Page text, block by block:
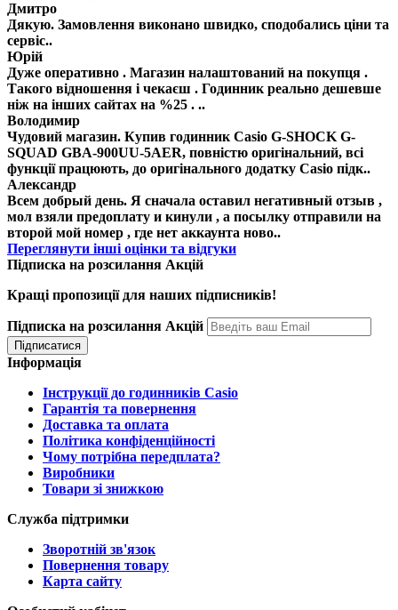
Дмитро
Дякую. Замовлення виконано швидко, сподобались ціни та
сервіс..
Юрій
Дуже оперативно . Магазин налаштований на покупця .
Такого відношення і чекаєш . Годинник реально дешевше
ніж на інших сайтах на %25 . ..
Володимир
Чудовий магазин. Купив годинник Casio G-SHOCK G-
SQUAD GBA-900UU-5AER, повністю оригінальний, всі
функції працюють, до оригінального додатку Casio підк..
Александр
Всем добрый день. Я сначала оставил негативный отзыв ,
мол взяли предоплату и кинули , а посылку отправили на
второй мой номер , где нет аккаунта ново..
Переглянути інші оцінки та відгуки
Підписка на розсилання Акцій
Кращі пропозиції для наших підписників!
Підписка на розсилання Акцій
Інформація
Інструкції до годинників Casio
Гарантія та повернення
Доставка та оплата
Політика конфіденційності
Чому потрібна передплата?
Виробники
Товари зі знижкою
Служба підтримки
Зворотній зв'язок
Повернення товару
Карта сайту